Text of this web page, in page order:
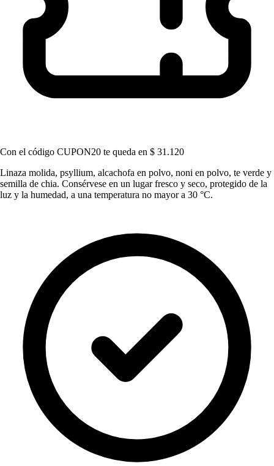
Con el código CUPON20 te queda en $ 31.120
Linaza molida, psyllium, alcachofa en polvo, noni en polvo, te verde y
semilla de chia. Consérvese en un lugar fresco y seco, protegido de la
luz y la humedad, a una temperatura no mayor a 30 °C.